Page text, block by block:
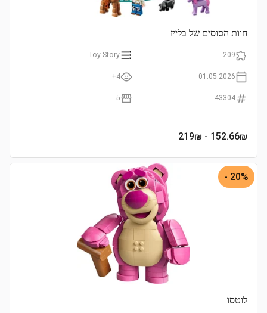
חוות הסוסים של בלייז
209
Toy Story
01.05.2026
4+
43304
5
152.66₪
- 219₪
20% -
לוטסו